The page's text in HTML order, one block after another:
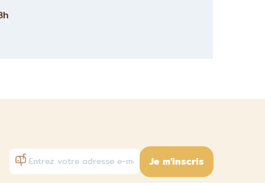
Je m'inscris